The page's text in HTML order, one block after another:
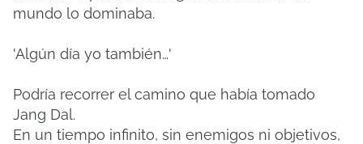
mundo lo dominaba.
'Algún día yo también…'
Podría recorrer el camino que había tomado
Jang Dal.
En un tiempo infinito, sin enemigos ni objetivos,